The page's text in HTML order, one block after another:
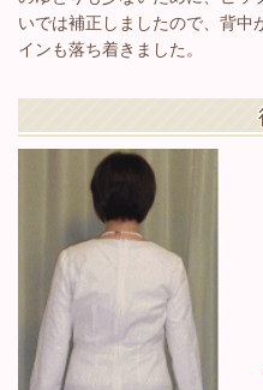
いでは補正しましたので、背中
インも落ち着きました。